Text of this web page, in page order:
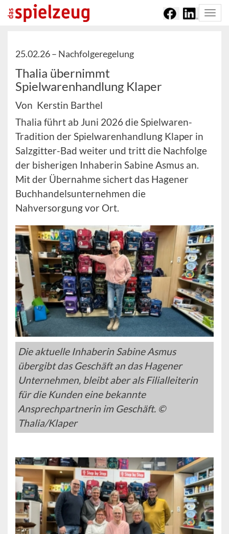
25.02.26 – Nachfolgeregelung
Thalia übernimmt
Spielwarenhandlung Klaper
Von Kerstin Barthel
Thalia führt ab Juni 2026 die Spielwaren-
Tradition der Spielwarenhandlung Klaper in
Salzgitter-Bad weiter und tritt die Nachfolge
der bisherigen Inhaberin Sabine Asmus an.
Mit der Übernahme sichert das Hagener
Buchhandelsunternehmen die
Nahversorgung vor Ort.
Die aktuelle Inhaberin Sabine Asmus
übergibt das Geschäft an das Hagener
Unternehmen, bleibt aber als Filialleiterin
für die Kunden eine bekannte
Ansprechpartnerin im Geschäft. ©
Thalia/Klaper